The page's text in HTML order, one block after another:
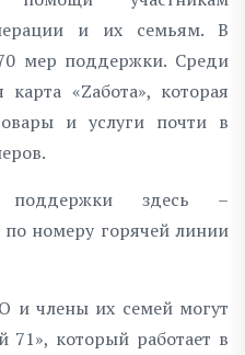
и их семьям. В
мер поддержки. Среди
«Zабота», которая
и услуги почти в
здесь –
по номеру горячей линии
и члены их семей могут
71», который работает в